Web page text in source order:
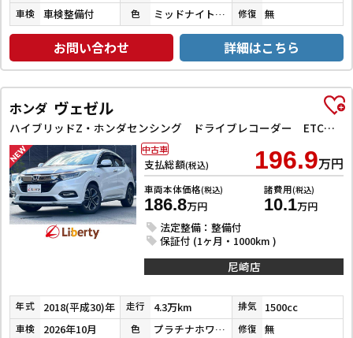
車検 車検整備付 色 ミッドナイトバイオレットメタリック 修復 無
お問い合わせ 詳細はこちら
ホンダ ヴェゼル
ハイブリッドZ・ホンダセンシング ドライブレコーダー ETC バックカメラ オートクルーズコントロール レーンアシスト 衝突被害軽減システム ナビ TV オートライト LEDヘッドランプ アルミホイール スマートキー 電動格納ミラー
支払総額(税込) 196.9万円
車両本体価格(税込)
186.8万円
諸費用(税込)
10.1万円
法定整備：整備付
保証付 (1ヶ月・1000km )
中古車
尼崎店
年式 2018(平成30)年 走行 4.3万km 排気 1500cc
車検 2026年10月 色 プラチナホワイトパール 修復 無